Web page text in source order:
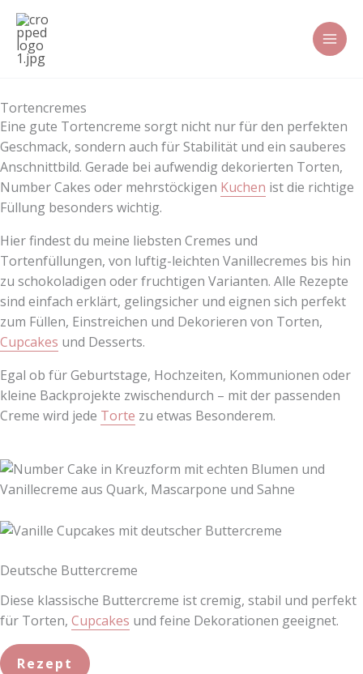
Zum
Inhalt
springen
Tortencremes
Eine gute Tortencreme sorgt nicht nur für den perfekten
Geschmack, sondern auch für Stabilität und ein sauberes
Anschnittbild. Gerade bei aufwendig dekorierten Torten,
Number Cakes oder mehrstöckigen Kuchen ist die richtige
Füllung besonders wichtig.
Hier findest du meine liebsten Cremes und
Tortenfüllungen, von luftig-leichten Vanillecremes bis hin
zu schokoladigen oder fruchtigen Varianten. Alle Rezepte
sind einfach erklärt, gelingsicher und eignen sich perfekt
zum Füllen, Einstreichen und Dekorieren von Torten,
Cupcakes und Desserts.
Egal ob für Geburtstage, Hochzeiten, Kommunionen oder
kleine Backprojekte zwischendurch – mit der passenden
Creme wird jede Torte zu etwas Besonderem.
Deutsche Buttercreme
Diese klassische Buttercreme ist cremig, stabil und perfekt
für Torten, Cupcakes und feine Dekorationen geeignet.
Rezept